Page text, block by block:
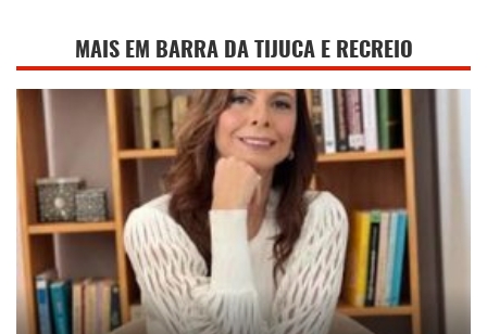
MAIS EM BARRA DA TIJUCA E RECREIO